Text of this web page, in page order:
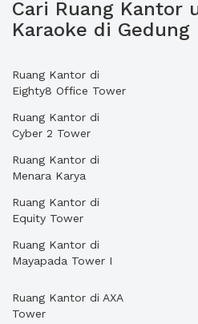
Cari Ruang Kantor
Karaoke di Gedung
Ruang Kantor di
Eighty8 Office Tower
Ruang Kantor di
Cyber 2 Tower
Ruang Kantor di
Menara Karya
Ruang Kantor di
Equity Tower
Ruang Kantor di
Mayapada Tower I
Ruang Kantor di AXA
Tower